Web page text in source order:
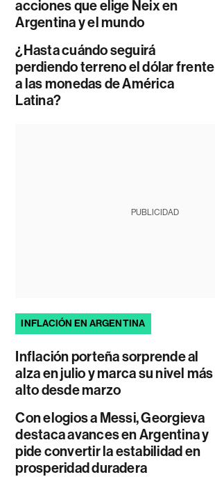
acciones que elige Neix en
Argentina y el mundo
¿Hasta cuándo seguirá
perdiendo terreno el dólar frente
a las monedas de América
Latina?
PUBLICIDAD
INFLACIÓN EN ARGENTINA
Inflación porteña sorprende al
alza en julio y marca su nivel más
alto desde marzo
Con elogios a Messi, Georgieva
destaca avances en Argentina y
pide convertir la estabilidad en
prosperidad duradera